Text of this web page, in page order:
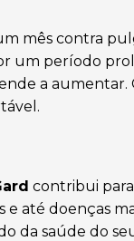
mês contra
um período
a
contribui
e até doenças
da saúde do